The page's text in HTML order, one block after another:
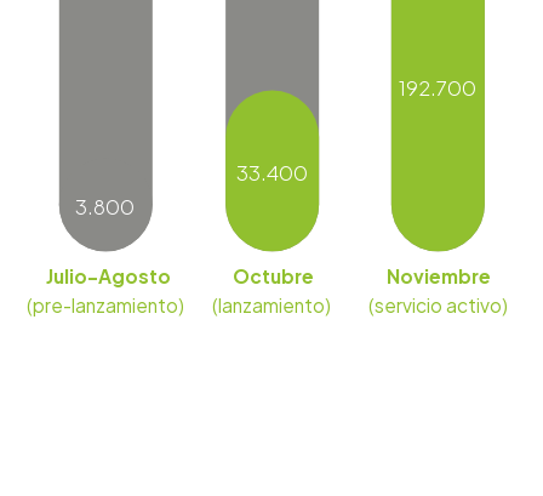
3.800
192.700
33.400
Julio-Agosto
(pre-lanzamiento)
Octubre
(lanzamiento)
Noviembre
(servicio activo)